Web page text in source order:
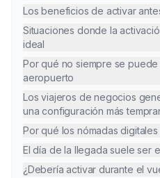
Los beneficios de activar
Situaciones donde la
ideal
Por qué no siempre se
aeropuerto
Los viajeros de negocios
una configuración más
Por qué los nómadas
El día de la llegada suele ser
¿Debería activar durante el